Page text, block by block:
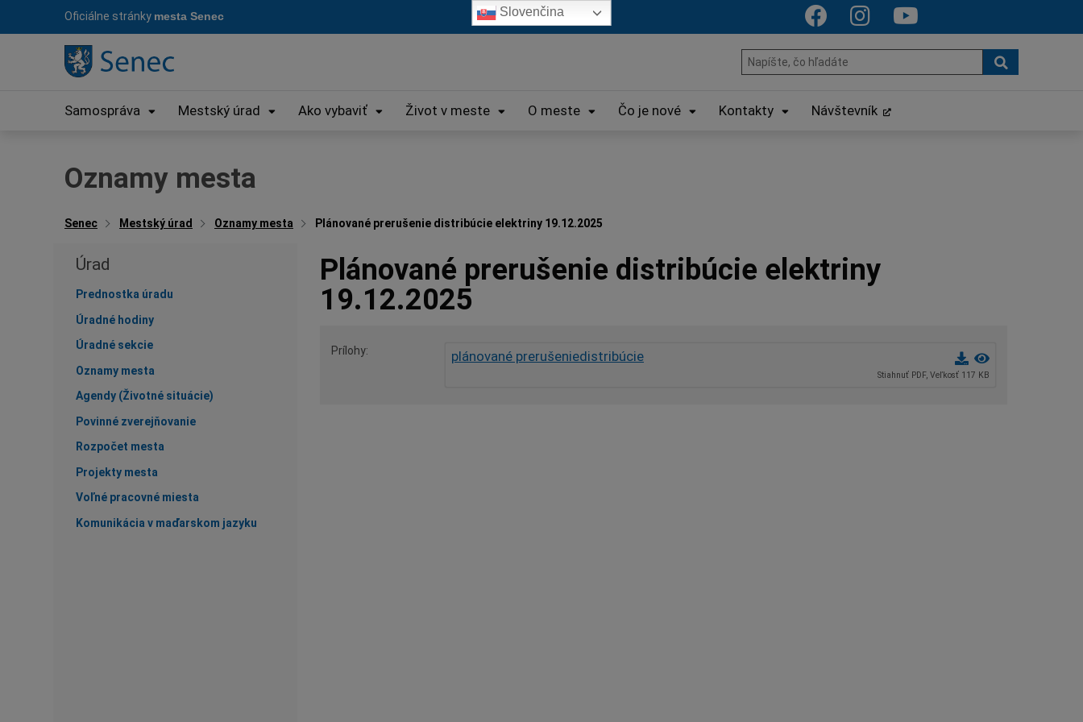
Oficiálne stránky mesta Senec
Hľadať:
Samospráva Mestský úrad Ako vybaviť Život v meste O meste Čo je nové Kontakty Návštevník
Oznamy mesta
Senec Mestský úrad Oznamy mesta Plánované prerušenie distribúcie elektriny 19.12.2025
Úrad
Prednostka úradu
Úradné hodiny
Úradné sekcie
Oznamy mesta
Agendy (Životné situácie)
Povinné zverejňovanie
Rozpočet mesta
Projekty mesta
Voľné pracovné miesta
Komunikácia v maďarskom jazyku
Plánované prerušenie distribúcie elektriny
19.12.2025
Prílohy plánované prerušeniedistribúcie
Stiahnuť PDF, Veľkosť 117 KB
Slovenčina